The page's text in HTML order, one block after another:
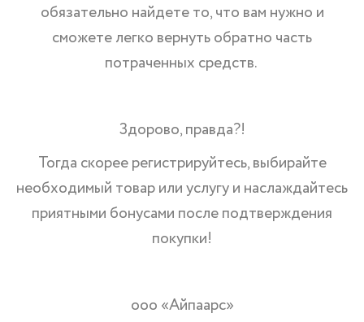
обязательно найдете то, что вам нужно и
сможете легко вернуть обратно часть
потраченных средств.
Здорово, правда?!
Тогда скорее регистрируйтесь, выбирайте
необходимый товар или услугу и наслаждайтесь
приятными бонусами после подтверждения
покупки!
ооо «Айпаарс»